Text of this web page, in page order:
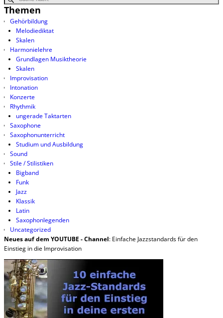
Themen
Gehörbildung
Melodiediktat
Skalen
Harmonielehre
Grundlagen Musiktheorie
Skalen
Improvisation
Intonation
Konzerte
Rhythmik
ungerade Taktarten
Saxophone
Saxophonunterricht
Studium und Ausbildung
Sound
Stile / Stilistiken
Bigband
Funk
Jazz
Klassik
Latin
Saxophonlegenden
Uncategorized
Neues auf dem YOUTUBE - Channel: Einfache Jazzstandards für den
Einstieg in die Improvisation